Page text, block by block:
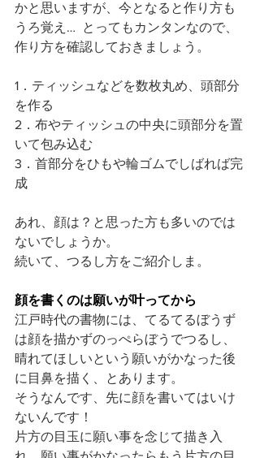
かと思いますが、今となると作り方も
うろ覚え…  とってもカンタンなので、
作り方を確認しておきましょう。
1．ティッシュなどを数枚丸め、頭部分
を作る
2．布やティッシュの中央に頭部分を置
いて包み込む
3．首部分をひもや輪ゴムでしばれば完
成
あれ、顔は？と思った方も多いのでは
ないでしょうか。
続いて、つるし方をご紹介しま。
顔を書くのは願いが叶ってから
江戸時代の書物には、てるてるぼうず
は顔を描かずのっぺらぼうでつるし、
晴れてほしいという願いがかなった後
に目鼻を描く、とあります。
そうなんです、先に顔を書いてはいけ
ないんです！
片方の目玉に願い事を念じて描き入